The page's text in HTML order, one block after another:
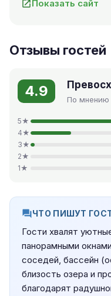
Показать сайт
Отзывы гостей
4.9 По мнению
5★
4★
3★
2★
1★
ЧТО ПИШУТ
Гости хвалят
панорамными
соседей, бассейн
близость озера и
благодарят